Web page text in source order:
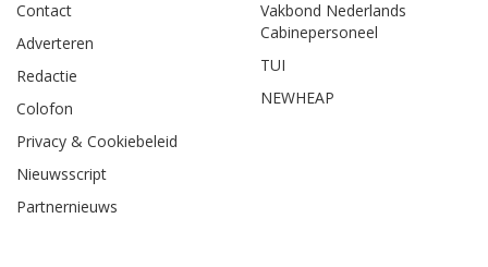
Contact
Adverteren
Redactie
Colofon
Privacy & Cookiebeleid
Nieuwsscript
Partnernieuws
Vakbond Nederlands
Cabinepersoneel
TUI
NEWHEAP